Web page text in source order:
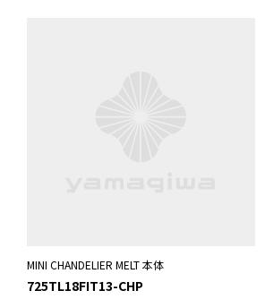
MINI CHANDELIER MELT 本体
725TL18FIT13-CHP